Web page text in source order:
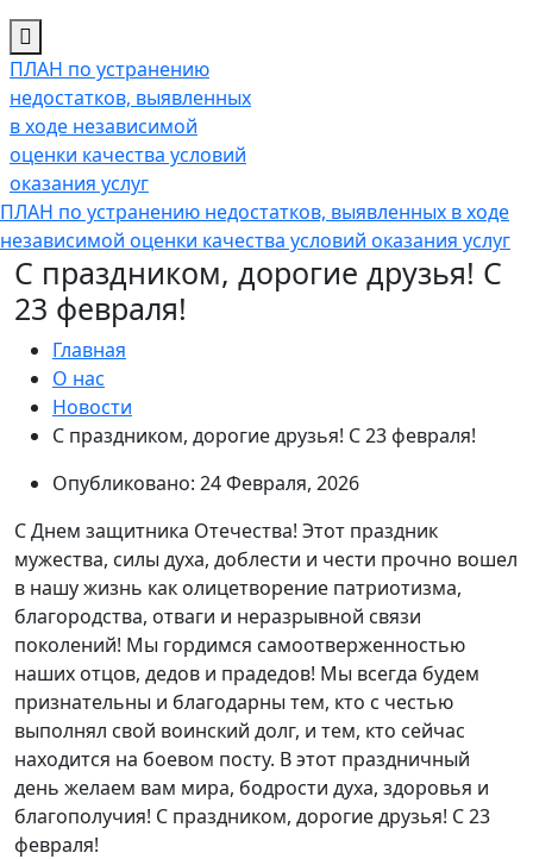
ПЛАН по устранению
недостатков, выявленных
в ходе независимой
оценки качества условий
оказания услуг
ПЛАН по устранению недостатков, выявленных в ходе
независимой оценки качества условий оказания услуг
С праздником, дорогие друзья! С
23 февраля!
Главная
О нас
Новости
С праздником, дорогие друзья! С 23 февраля!
Опубликовано: 24 Февраля, 2026
С Днем защитника Отечества! Этот праздник
мужества, силы духа, доблести и чести прочно вошел
в нашу жизнь как олицетворение патриотизма,
благородства, отваги и неразрывной связи
поколений! Мы гордимся самоотверженностью
наших отцов, дедов и прадедов! Мы всегда будем
признательны и благодарны тем, кто с честью
выполнял свой воинский долг, и тем, кто сейчас
находится на боевом посту. В этот праздничный
день желаем вам мира, бодрости духа, здоровья и
благополучия! С праздником, дорогие друзья! С 23
февраля!